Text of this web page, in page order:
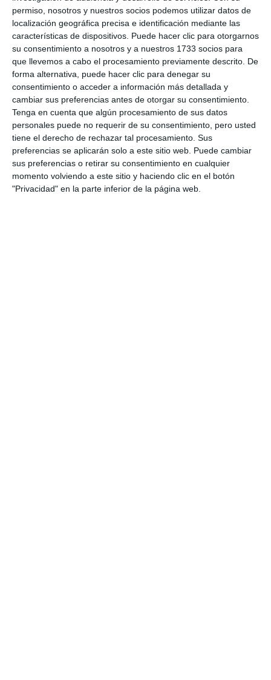
permiso, nosotros y nuestros socios podemos utilizar datos de
localización geográfica precisa e identificación mediante las
características de dispositivos. Puede hacer clic para otorgarnos
su consentimiento a nosotros y a nuestros 1733 socios para
que llevemos a cabo el procesamiento previamente descrito. De
forma alternativa, puede hacer clic para denegar su
consentimiento o acceder a información más detallada y
cambiar sus preferencias antes de otorgar su consentimiento.
Tenga en cuenta que algún procesamiento de sus datos
personales puede no requerir de su consentimiento, pero usted
tiene el derecho de rechazar tal procesamiento. Sus
preferencias se aplicarán solo a este sitio web. Puede cambiar
sus preferencias o retirar su consentimiento en cualquier
momento volviendo a este sitio y haciendo clic en el botón
"Privacidad" en la parte inferior de la página web.